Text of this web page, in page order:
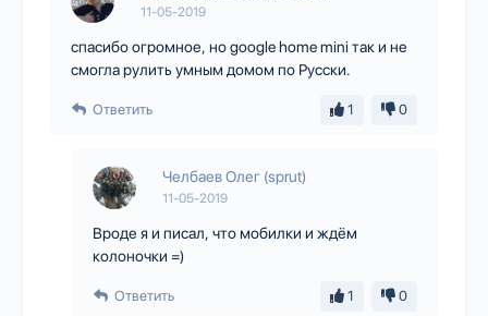
11-05-2019
спасибо огромное, но google home mini так и не
смогла рулить умным домом по Русски.
Ответить 1 0
Челбаев Олег (sprut)
11-05-2019
Вроде я и писал, что мобилки и ждём
колоночки =)
Ответить 1 0